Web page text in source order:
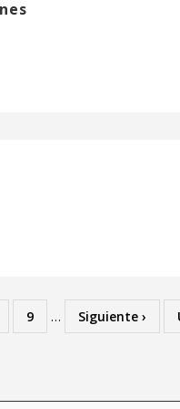
Orria
9 …
Next
page
Siguiente ›